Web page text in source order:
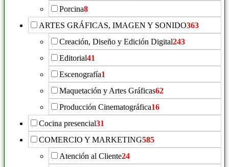
Porcina8
ARTES GRÁFICAS, IMAGEN Y SONIDO363
Creación, Diseño y Edición Digital243
Editorial41
Escenografía1
Maquetación y Artes Gráficas62
Producción Cinematográfica16
Cocina presencial31
COMERCIO Y MARKETING585
Atención al Cliente24